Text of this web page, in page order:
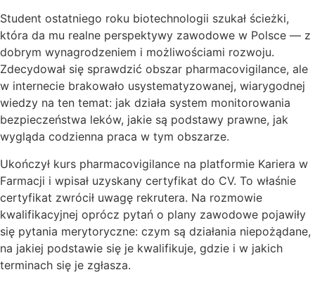
Student ostatniego roku biotechnologii szukał ścieżki,
która da mu realne perspektywy zawodowe w Polsce — z
dobrym wynagrodzeniem i możliwościami rozwoju.
Zdecydował się sprawdzić obszar pharmacovigilance, ale
w internecie brakowało usystematyzowanej, wiarygodnej
wiedzy na ten temat: jak działa system monitorowania
bezpieczeństwa leków, jakie są podstawy prawne, jak
wygląda codzienna praca w tym obszarze.
Ukończył kurs pharmacovigilance na platformie Kariera w
Farmacji i wpisał uzyskany certyfikat do CV. To właśnie
certyfikat zwrócił uwagę rekrutera. Na rozmowie
kwalifikacyjnej oprócz pytań o plany zawodowe pojawiły
się pytania merytoryczne: czym są działania niepożądane,
na jakiej podstawie się je kwalifikuje, gdzie i w jakich
terminach się je zgłasza.